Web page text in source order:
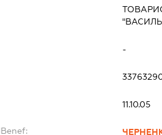
-
11.10.05